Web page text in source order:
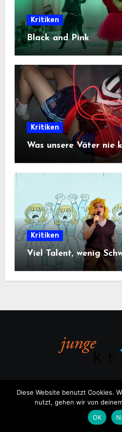
Kritiken
Black and Pink
Kritiken
Was unsere Väter nie
Kritiken
Viel Talent, wenig
Copyright © All rights
Diese Website benutzt Cookies.
nutzt, gehen wir von
OK